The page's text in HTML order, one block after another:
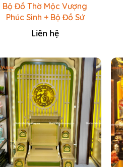
Bộ Đồ Thờ Mộc Vượng
Phúc Sinh + Bộ Đồ Sứ
Cao Cấp Xanh Cốm Vẽ
Vàng
Liên hệ